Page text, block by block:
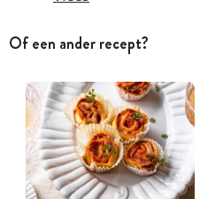
Of een ander recept?